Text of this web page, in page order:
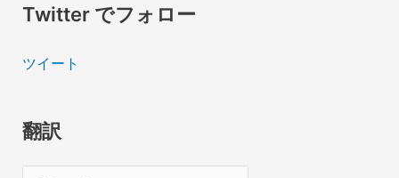
Twitter でフォロー
ツイート
翻訳